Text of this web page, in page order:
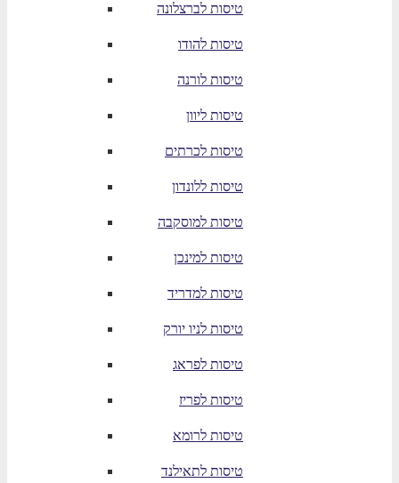
טיסות לברצלונה
טיסות להודו
טיסות לורנה
טיסות ליוון
טיסות לכרתים
טיסות ללונדון
טיסות למוסקבה
טיסות למינכן
טיסות למדריד
טיסות לניו יורק
טיסות לפראג
טיסות לפריז
טיסות לרומא
טיסות לתאילנד